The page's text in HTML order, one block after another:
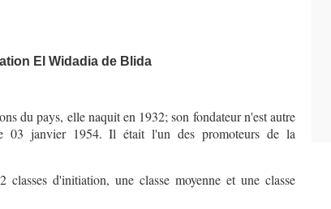
El Widadia de Blida
du pays, elle naquit en 1932; son fondateur n'est autre
03 janvier 1954. Il était l'un des promoteurs de la
classes d'initiation, une classe moyenne et une classe